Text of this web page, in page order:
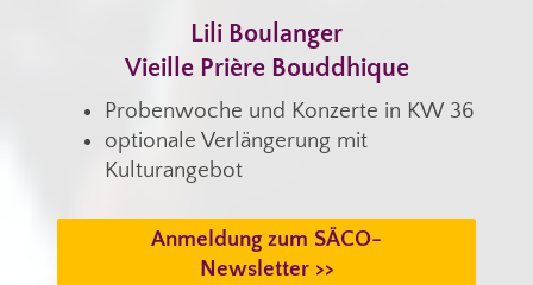
Lili Boulanger
Vieille Prière Bouddhique
Probenwoche und Konzerte in KW 36
optionale Verlängerung mit
Kulturangebot
Anmeldung zum SÄCO-
Newsletter >>